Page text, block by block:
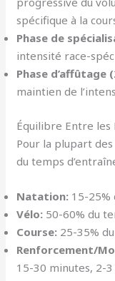
spécifique à la
Phase de
intensité race-
Phase d’affûtage
maintien de
Équilibre Entre les
Pour la plupart
du temps
Natation: 15-25%
Vélo: 50-60% du
Course: 25-35%
Renforcement/
15-30 minutes, 2-